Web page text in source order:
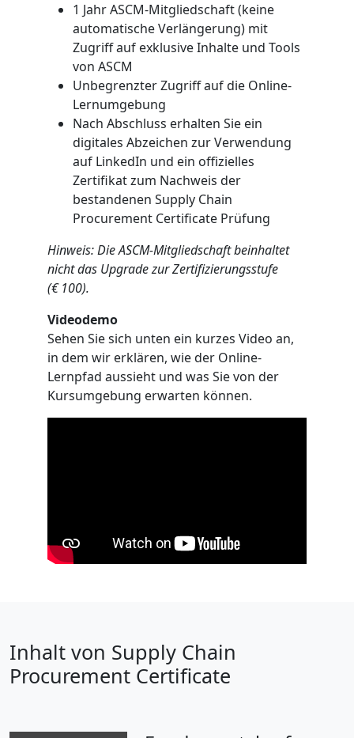
1 Jahr ASCM-Mitgliedschaft (keine
automatische Verlängerung) mit
Zugriff auf exklusive Inhalte und Tools
von ASCM
Unbegrenzter Zugriff auf die Online-
Lernumgebung
Nach Abschluss erhalten Sie ein
digitales Abzeichen zur Verwendung
auf LinkedIn und ein offizielles
Zertifikat zum Nachweis der
bestandenen Supply Chain
Procurement Certificate Prüfung
Hinweis: Die ASCM-Mitgliedschaft beinhaltet
nicht das Upgrade zur Zertifizierungsstufe
(€ 100).
Videodemo
Sehen Sie sich unten ein kurzes Video an,
in dem wir erklären, wie der Online-
Lernpfad aussieht und was Sie von der
Kursumgebung erwarten können.
Inhalt von Supply Chain
Procurement Certificate